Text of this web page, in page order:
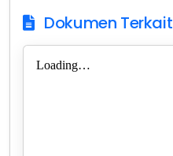
Dokumen Terkait